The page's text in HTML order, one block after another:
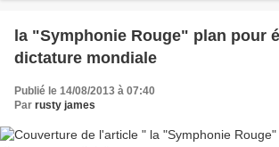
la "Symphonie Rouge" plan pour
dictature mondiale
Publié le 14/08/2013 à 07:40
Par rusty james